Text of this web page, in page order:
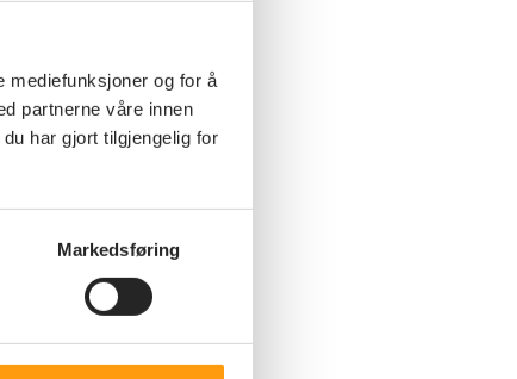
mediefunksjoner og for å
partnerne våre innen
har gjort tilgjengelig for
Markedsføring